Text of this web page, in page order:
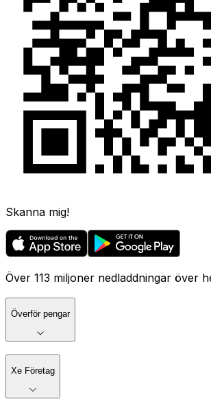
Skanna mig!
Över 113 miljoner nedladdningar över
Överför pengar
Xe Företag